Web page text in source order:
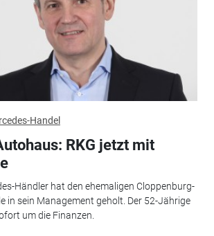
Handel
RKG jetzt mit
Händler hat den ehemaligen Cloppenburg-
in sein Management geholt. Der 52-Jährige
um die Finanzen.